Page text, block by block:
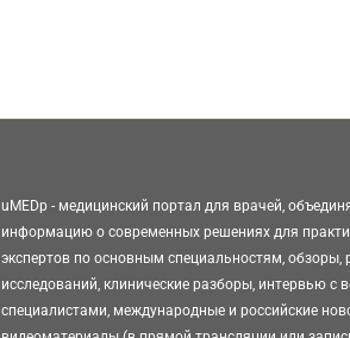
uMEDp - медицинский портал для врачей,
информацию о современных решениях для
экспертов по основным специальностям, обзоры,
исследований, клинические разборы, интервью с
специалистами, международные и российские